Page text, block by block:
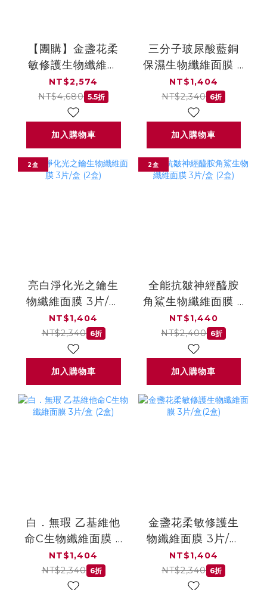
【團購】金盞花柔
敏修護生物纖維面
膜 3片/盒×4盒
NT$2,574
NT$4,680 5.5折
加入購物車
三分子玻尿酸藍銅
保濕生物纖維面膜 3
片/盒 (2盒)
NT$1,404
NT$2,340 6折
加入購物車
2盒
亮白淨化光之鑰生
物纖維面膜 3片/盒
(2盒)
NT$1,404
NT$2,340 6折
加入購物車
2盒
全能抗皺神經醯胺
角鯊生物纖維面膜 3
片/盒 (2盒)
NT$1,440
NT$2,400 6折
加入購物車
白．無瑕 乙基維他
命C生物纖維面膜 3
片/盒 (2盒)
NT$1,404
NT$2,340 6折
金盞花柔敏修護生
物纖維面膜 3片/盒
(2盒)
NT$1,404
NT$2,340 6折